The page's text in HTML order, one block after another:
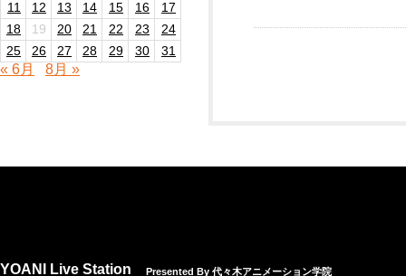
11
12 13 14 15 16
17
18
19 20 21 22 23
24
25
26 27 28 29 30 31
« 6月 8月 »
YOANI Live Station Presented By 代々木アニメーション学院